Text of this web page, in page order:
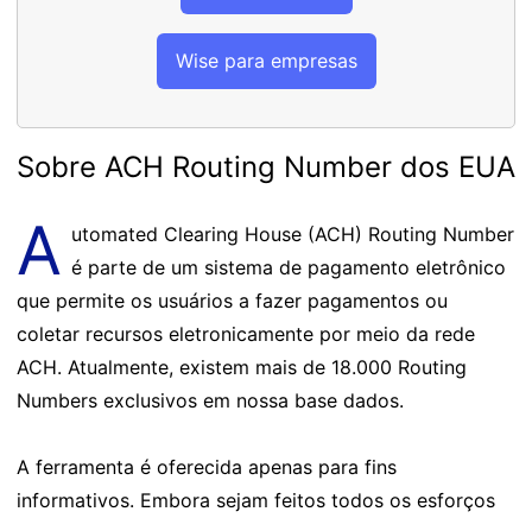
Wise para empresas
Sobre ACH Routing Number dos EUA
A utomated Clearing House (ACH) Routing Number
é parte de um sistema de pagamento eletrônico
que permite os usuários a fazer pagamentos ou
coletar recursos eletronicamente por meio da rede
ACH. Atualmente, existem mais de 18.000 Routing
Numbers exclusivos em nossa base dados.
A ferramenta é oferecida apenas para fins
informativos. Embora sejam feitos todos os esforços